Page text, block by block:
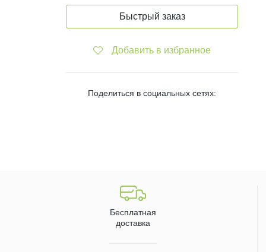
Быстрый заказ
Добавить в избранное
Поделиться в социальных сетях:
Бесплатная
доставка